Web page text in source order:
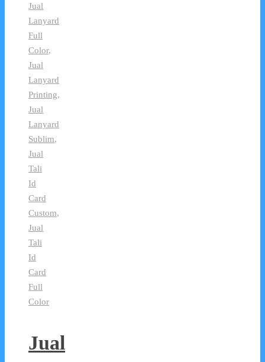
Jual
Lanyard
Full
Color,
Jual
Lanyard
Printing,
Jual
Lanyard
Sublim,
Jual
Tali
Id
Card
Custom,
Jual
Tali
Id
Card
Full
Color
Jual